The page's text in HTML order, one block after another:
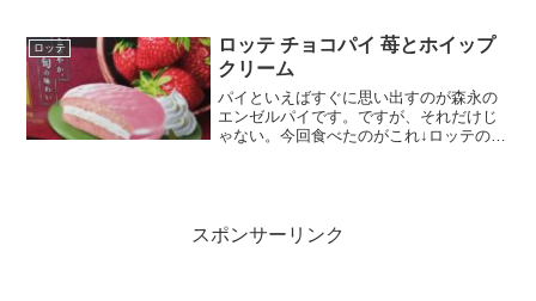
ロッテ
ロッテ チョコパイ 苺とホイップ
クリーム
パイといえばすぐに思い出すのが森永の
エンゼルパイです。ですが、それだけじ
ゃない。今回食べたのがこれ↓ロッテのチ
スポンサーリンク